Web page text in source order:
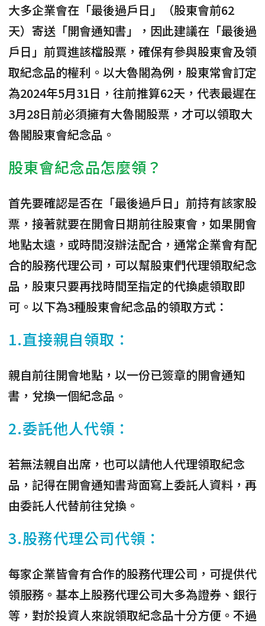
大多企業會在「最後過戶日」（股東會前62
天）寄送「開會通知書」
，因此建議在「最後過
戶日」前買進該檔股票，確保有參與股東會及領
取紀念品的權利。以大魯閣為例，股東常會訂定
為2024年5月31日，往前推算62天，代表最遲在
3月28日前必須擁有大魯閣股票，才可以領取大
魯閣股東會紀念品。
股東會紀念品怎麼領？
首先要確認是否在「最後過戶日」前持有該家股
票，接著就要在開會日期前往股東會，如果開會
地點太遠，或時間沒辦法配合，通常企業會有配
合的股務代理公司，可以幫股東們代理領取紀念
品，股東只要再找時間至指定的代換處領取即
可。以下為3種股東會紀念品的領取方式：
1.直接親自領取：
親自前往開會地點，以一份已簽章的開會通知
書，兌換一個紀念品。
2.委託他人代領：
若無法親自出席，也可以請他人代理領取紀念
品，記得在開會通知書背面寫上委託人資料，再
由委託人代替前往兌換。
3.股務代理公司代領：
每家企業皆會有合作的股務代理公司，可提供代
領服務。基本上股務代理公司大多為證券、銀行
等，對於投資人來說領取紀念品十分方便。不過